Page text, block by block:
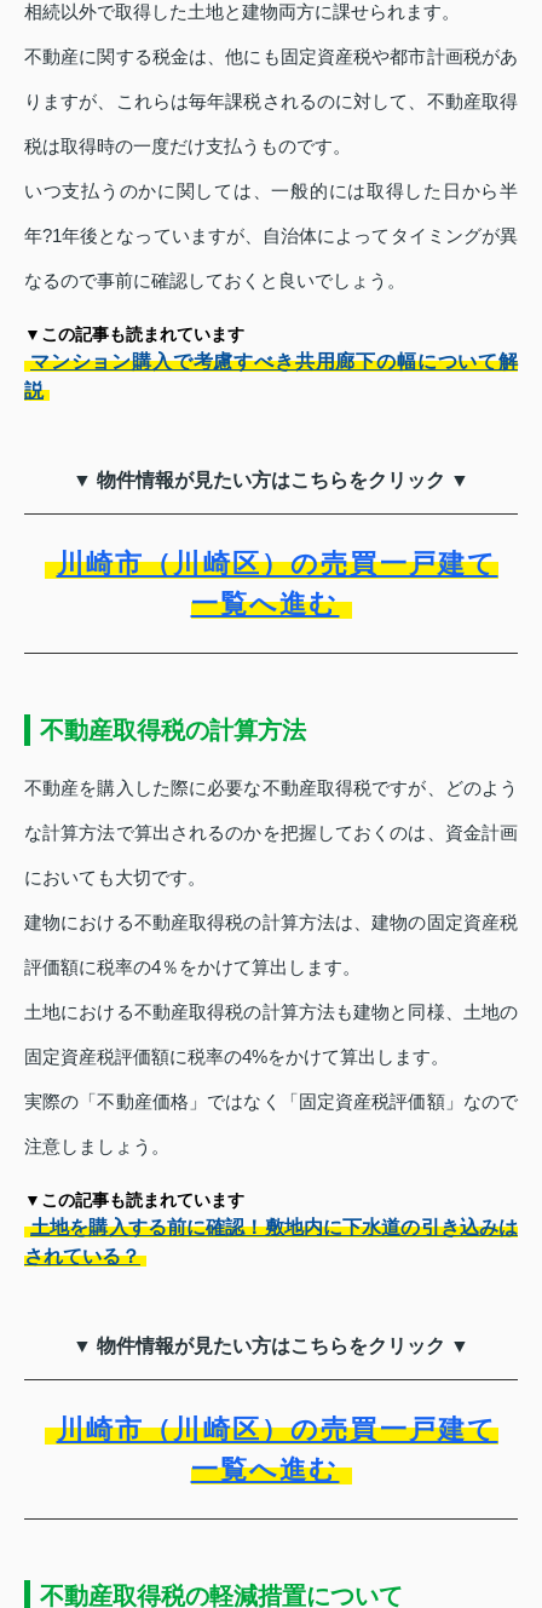
相続以外で取得した土地と建物両方に課せられます。
不動産に関する税金は、他にも固定資産税や都市計画税があ
りますが、これらは毎年課税されるのに対して、不動産取得
税は取得時の一度だけ支払うものです。
いつ支払うのかに関しては、一般的には取得した日から半
年?1年後となっていますが、自治体によってタイミングが異
なるので事前に確認しておくと良いでしょう。
▼この記事も読まれています
マンション購入で考慮すべき共用廊下の幅について解
説
▼ 物件情報が見たい方はこちらをクリック ▼
川崎市（川崎区）の売買一戸建て
一覧へ進む
不動産取得税の計算方法
不動産を購入した際に必要な不動産取得税ですが、どのよう
な計算方法で算出されるのかを把握しておくのは、資金計画
においても大切です。
建物における不動産取得税の計算方法は、建物の固定資産税
評価額に税率の4％をかけて算出します。
土地における不動産取得税の計算方法も建物と同様、土地の
固定資産税評価額に税率の4%をかけて算出します。
実際の「不動産価格」ではなく「固定資産税評価額」なので
注意しましょう。
▼この記事も読まれています
土地を購入する前に確認！敷地内に下水道の引き込みは
されている？
▼ 物件情報が見たい方はこちらをクリック ▼
川崎市（川崎区）の売買一戸建て
一覧へ進む
不動産取得税の軽減措置について